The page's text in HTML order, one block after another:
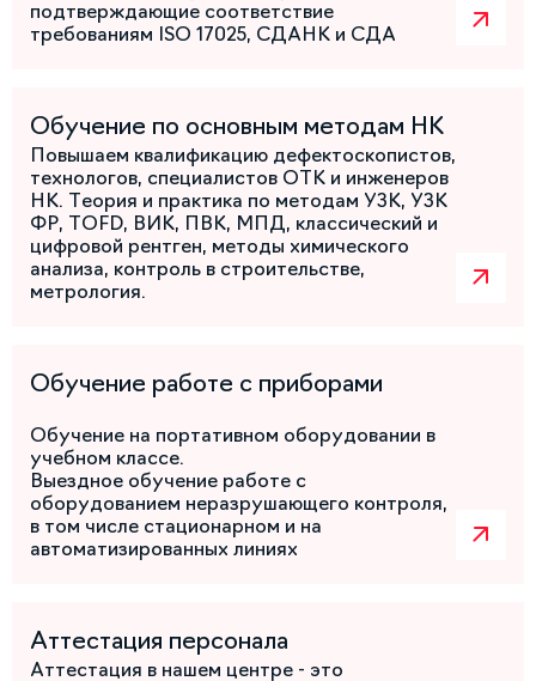
подтверждающие соответствие
требованиям ISO 17025, СДАНК и СДА
Обучение по основным методам НК
Повышаем квалификацию дефектоскопистов,
технологов, специалистов ОТК и инженеров
НК. Теория и практика по методам УЗК, УЗК
ФР, TOFD, ВИК, ПВК, МПД, классический и
цифровой рентген, методы химического
анализа, контроль в строительстве,
метрология.
Обучение работе с приборами
Обучение на портативном оборудовании в
учебном классе.
Выездное обучение работе с
оборудованием неразрушающего контроля,
в том числе стационарном и на
автоматизированных линиях
Аттестация персонала
Аттестация в нашем центре - это